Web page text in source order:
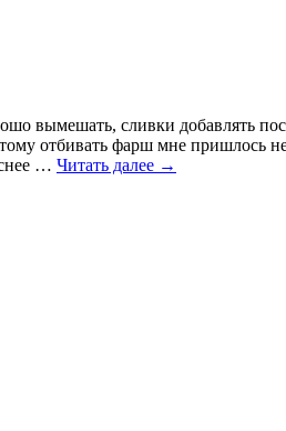
вымешать, сливки добавлять
отбивать фарш мне пришлось
… Читать далее →